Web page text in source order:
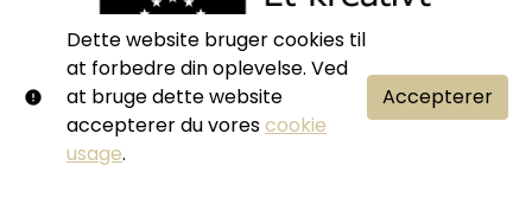
Dette website bruger cookies til
at forbedre din oplevelse. Ved
at bruge dette website
accepterer du vorescookie
usage.
Accepterer